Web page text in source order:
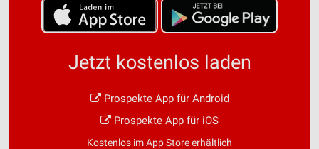
Jetzt kostenlos laden
Prospekte App für Android
Prospekte App für iOS
Kostenlos im App Store erhältlich